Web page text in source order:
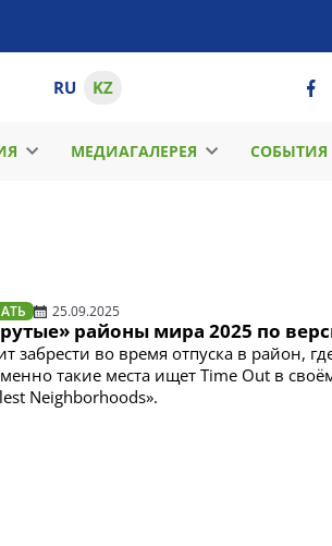
RU KZ
МЕДИАГАЛЕРЕЯ СОБЫТИЯ
25.09.2025
районы мира 2025 по
забрести во время отпуска в район,
такие места ищет Time Out в
Neighborhoods».